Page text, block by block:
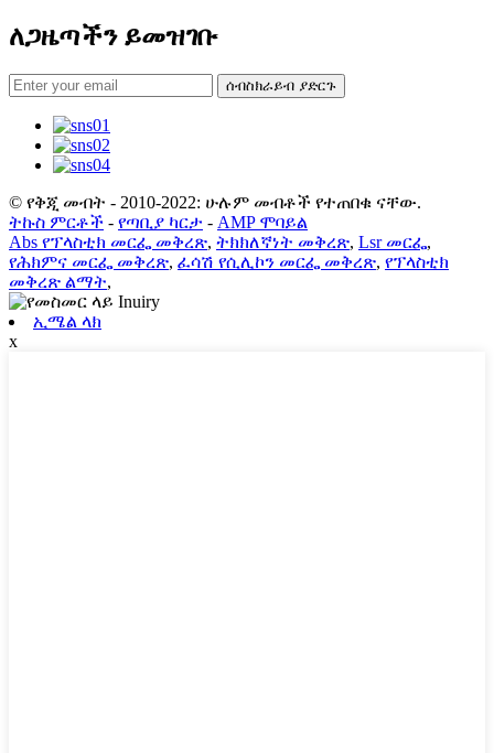
ለጋዜጣችን ይመዝገቡ
ሰብስክራይብ ያድርጉ
© የቅጂ መብት - 2010-2022: ሁሉም መብቶች የተጠበቁ ናቸው.
ትኩስ ምርቶች - የጣቢያ ካርታ - AMP ሞባይል
Abs የፕላስቲክ መርፌ መቅረጽ, ትክክለኛነት መቅረጽ, Lsr መርፌ,
የሕክምና መርፌ መቅረጽ, ፈሳሽ የሲሊኮን መርፌ መቅረጽ, የፕላስቲክ
መቅረጽ ልማት,
ኢሜል ላክ
x